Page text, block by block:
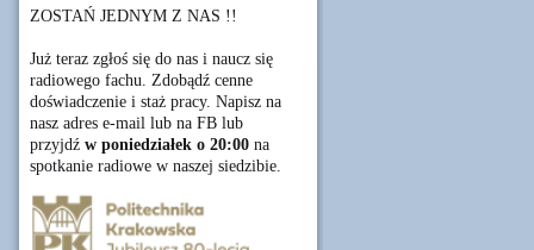
ZOSTAŃ JEDNYM Z NAS !!
Już teraz zgłoś się do nas i naucz się
radiowego fachu. Zdobądź cenne
doświadczenie i staż pracy. Napisz na
nasz adres e-mail lub na FB lub
przyjdź w poniedziałek o 20:00 na
spotkanie radiowe w naszej siedzibie.